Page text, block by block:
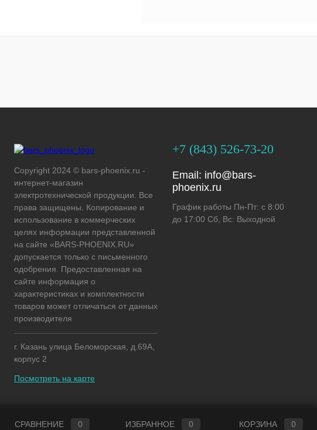
Copyright 2024 © bars-phoenix.ru -
интернет-магазин
электротехнической продукции. Все
права защищены. Копирование и
использование в коммерческих
целях информации представленной
на сайте «BARS-PHOENIX.RU»
допускается только с письменного
одобрения. Предоставленная на
сайте информация о
характеристиках и комплектности
товаров может отличаться от данных
производителя
г. Казань улица Беломорская, д.69А,
корпус 2
Посмотреть на карте
+7 (843) 526-73-20
Email: info@bars-
phoenix.ru
График работы Пн-Пт: с 8:00
до 17:00 Сб, Вс: Выходной
СРАВНЕНИЕ 0 ИЗБРАННОЕ 0 КОРЗИНА 0